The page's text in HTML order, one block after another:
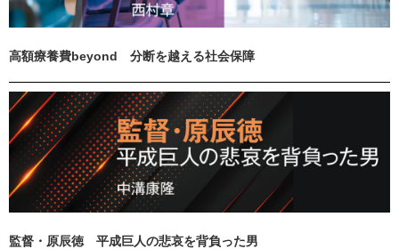
高額療養費beyond 分断を越える社会保障
監督・原辰徳 平成巨人の悲哀を背負った男